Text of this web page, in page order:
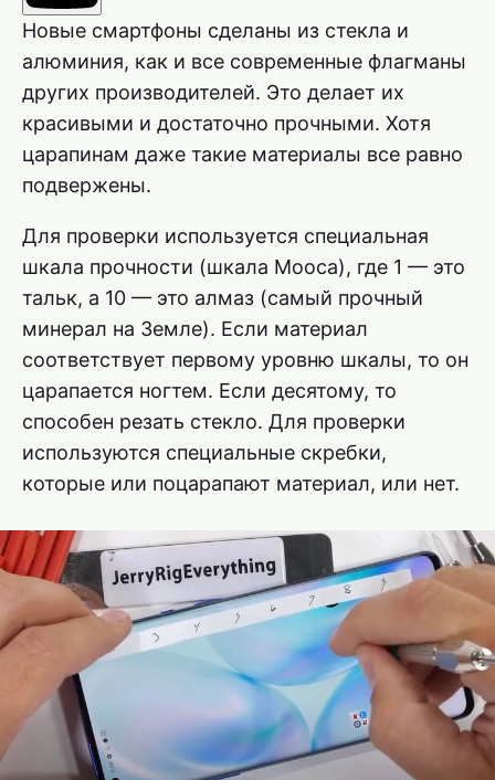
Новые смартфоны сделаны из стекла и
алюминия, как и все современные флагманы
других производителей. Это делает их
красивыми и достаточно прочными. Хотя
царапинам даже такие материалы все равно
подвержены.
Для проверки используется специальная
шкала прочности (шкала Мооса), где 1 — это
тальк, а 10 — это алмаз (самый прочный
минерал на Земле). Если материал
соответствует первому уровню шкалы, то он
царапается ногтем. Если десятому, то
способен резать стекло. Для проверки
используются специальные скребки,
которые или поцарапают материал, или нет.